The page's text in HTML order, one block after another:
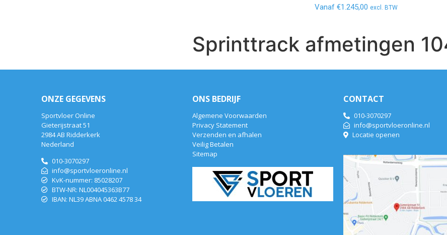
Vanaf €1.245,00 excl. BTW
Sprinttrack afmetingen
ONZE GEGEVENS
Sportvloer Online
Gieterijstraat 51
2984 AB Ridderkerk
Nederland
010-3070297
info@sportvloeronline.nl
KvK-nummer: 85028207
BTW-NR: NL004045363B77
IBAN: NL39 ABNA 0462 4578 34
ONS BEDRIJF
Algemene Voorwaarden
Privacy Statement
Verzenden en afhalen
Veilig Betalen
Sitemap
CONTACT
010-3070297
info@sportvloeronline.nl
Locatie openen